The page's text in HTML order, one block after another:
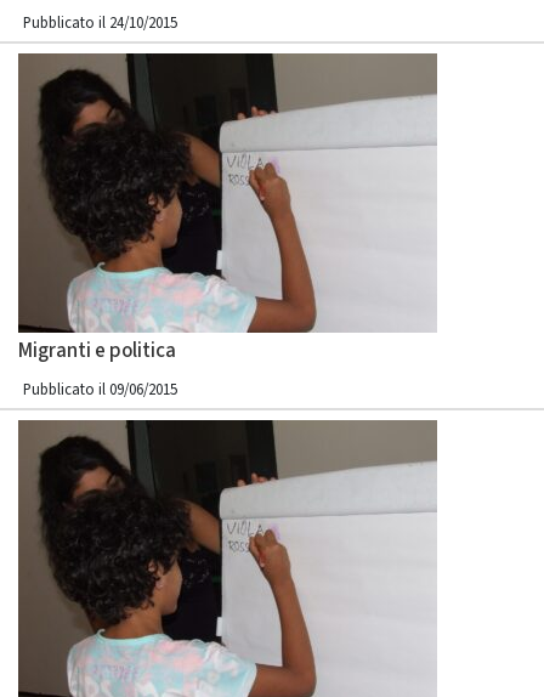
Pubblicato il 24/10/2015
Migranti e politica
Pubblicato il 09/06/2015